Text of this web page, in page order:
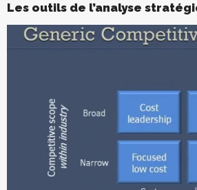
Les outils de l’analyse